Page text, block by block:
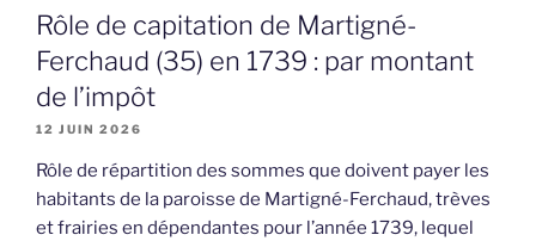
Rôle de capitation de Martigné-
Ferchaud (35) en 1739 : par montant
de l’impôt
12 JUIN 2026
Rôle de répartition des sommes que doivent payer les
habitants de la paroisse de Martigné-Ferchaud, trèves
et frairies en dépendantes pour l’année 1739, lequel